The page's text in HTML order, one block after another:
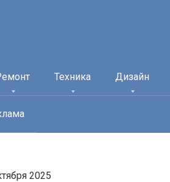
Техника Дизайн
2025